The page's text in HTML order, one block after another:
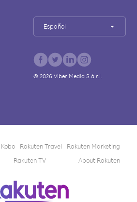
Español
© 2026Viber Media S.à r.l.
Rakuten Travel
Rakuten Marketing
Rakuten TV About Rakuten